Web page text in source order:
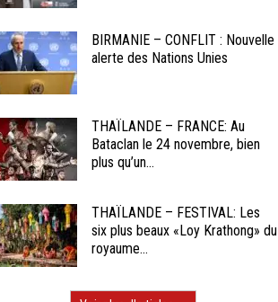
BIRMANIE – CONFLIT : Nouvelle
alerte des Nations Unies
THAÏLANDE – FRANCE: Au
Bataclan le 24 novembre, bien
plus qu’un...
THAÏLANDE – FESTIVAL: Les
six plus beaux «Loy Krathong» du
royaume...